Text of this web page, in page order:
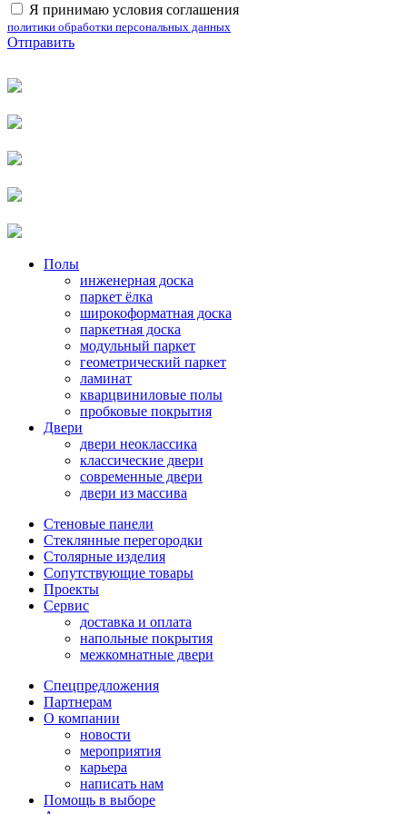
Я принимаю условия соглашения
политики обработки персональных данных
Отправить
Полы
инженерная доска
паркет ёлка
широкоформатная доска
паркетная доска
модульный паркет
геометрический паркет
ламинат
кварцвиниловые полы
пробковые покрытия
Двери
двери неоклассика
классические двери
современные двери
двери из массива
Стеновые панели
Стеклянные перегородки
Столярные изделия
Сопутствующие товары
Проекты
Сервис
доставка и оплата
напольные покрытия
межкомнатные двери
Спецпредложения
Партнерам
О компании
новости
мероприятия
карьера
написать нам
Помощь в выборе